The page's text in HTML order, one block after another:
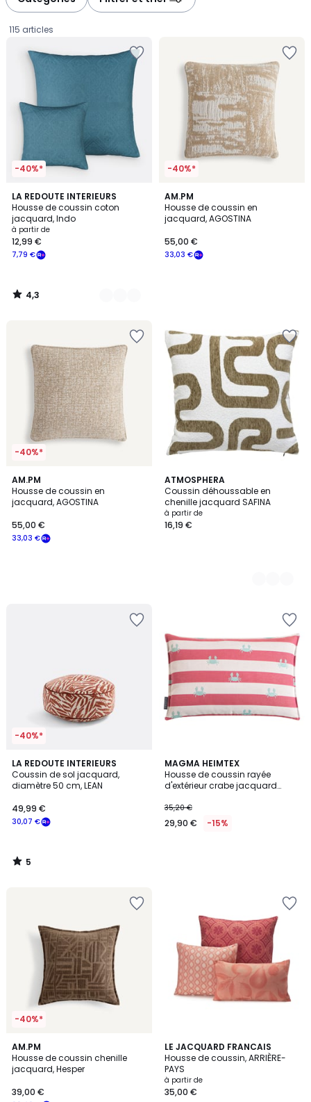
115 articles
-40%*
LA REDOUTE INTERIEURS
Housse de coussin coton
jacquard, Indo
Prix
à
partir
12,99
€
notre
programme
payer
place
7,79
€.
à partir de
7,79 €
12,99 €
4,3
/ 5
4
Couleurs
4,3
/
-40%*
AM.PM
Housse de coussin en
jacquard, AGOSTINA
33,03 €
55,00 €
-40%*
AM.PM
Housse de coussin en
jacquard, AGOSTINA
33,03 €
55,00 €
ATMOSPHERA
Coussin déhoussable en
chenille jacquard SAFINA
à partir de
16,19 €
3
Couleurs
-40%*
LA REDOUTE INTERIEURS
Coussin de sol jacquard,
diamètre 50 cm, LEAN
30,07 €
49,99 €
5
/
5
5
/
MAGMA HEIMTEX
Housse de coussin rayée
d'extérieur crabe jacquard
35,20 €
29,90 € -15%
-40%*
AM.PM
Housse de coussin chenille
jacquard, Hesper
39,00 €
LE JACQUARD FRANCAIS
Housse de coussin, ARRIÈRE-
PAYS
à partir de
35,00 €
3
Couleurs